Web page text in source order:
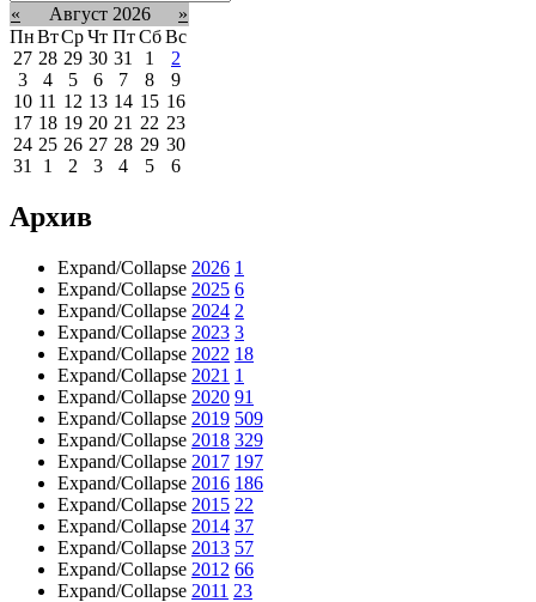
«
Август 2026
»
ПнВтСрЧт Пт Сб Вс
27 28 29 30 31 1
2
3
4 5 6 7 8
9
10 11 12 13 14 15 16
17 18 19 20 21 22 23
24 25 26 27 28 29 30
31
1 2 3 4 5 6
Архив
Expand/Collapse 2026 1
Expand/Collapse 2025 6
Expand/Collapse 2024 2
Expand/Collapse 2023 3
Expand/Collapse 2022 18
Expand/Collapse 2021 1
Expand/Collapse 2020 91
Expand/Collapse 2019 509
Expand/Collapse 2018 329
Expand/Collapse 2017 197
Expand/Collapse 2016 186
Expand/Collapse 2015 22
Expand/Collapse 2014 37
Expand/Collapse 2013 57
Expand/Collapse 2012 66
Expand/Collapse 2011 23